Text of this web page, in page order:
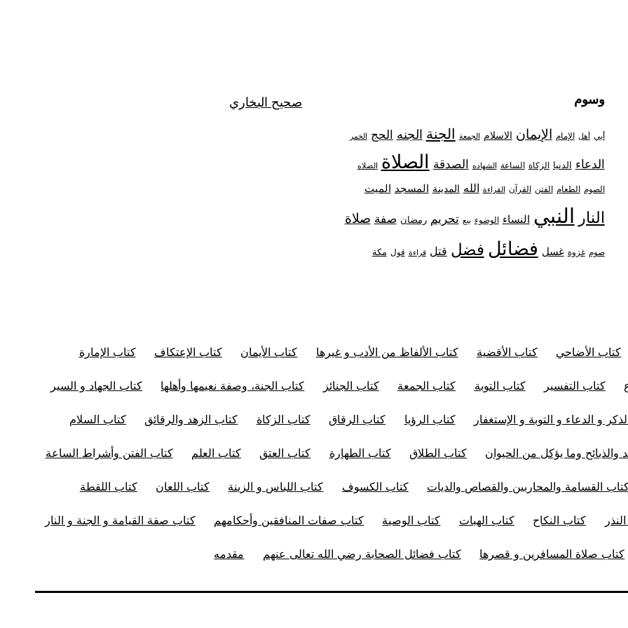
وسوم
أبي أهل الإمام الإيمان الاسلام الجمعة الجنة الجنه الحج الخمر
الدعاء الدنيا الزكاة الساعة الشهاده الصدقة الصلاة الصلاه
الصوم الطعام الفتن القرآن القراءة الله المدينة المسجد الميت
النار النبي النساء الوضوء بيع تحريم رمضان صفة صلاة
صوم غزوة غسل فضائل فضل قتل قراءة قول مكة
صحيح البخاري
كتاب الأضاحي كتاب الأقضية كتاب الألفاظ من الأدب و غيرها كتاب الأيمان كتاب الإعتكاف كتاب الإمارة
كتاب التفسير كتاب التوبة كتاب الجمعة كتاب الجنائز كتاب الجنة، وصفة نعيمها وأهلها كتاب الجهاد و السير
و الدعاء و التوبة و الإستغفار كتاب الرؤيا كتاب الرقاق كتاب الزكاة كتاب الزهد والرقائق كتاب السلام
والذبائح وما يؤكل من الحيوان كتاب الطلاق كتاب الطهارة كتاب العتق كتاب العلم كتاب الفتن وأشراط الساعة
القسامة والمحاربين والقصاص والديات كتاب الكسوف كتاب اللباس و الزينة كتاب اللعان كتاب اللقطة
كتاب النكاح كتاب الهبات كتاب الوصية كتاب صفات المنافقين وأحكامهم كتاب صفة القيامة و الجنة و النار
كتاب صلاة المسافرين و قصرها كتاب فضائل الصحابة رضي الله تعالى عنهم مقدمه